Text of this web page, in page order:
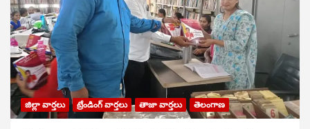
జిల్లా వార్తలు ట్రేండింగ్ వార్తలు తాజా వార్తలు తెలంగాణ